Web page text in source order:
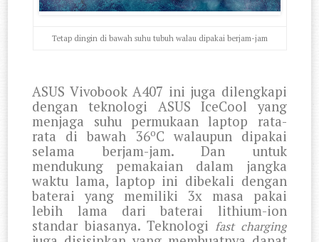
Tetap dingin di bawah suhu tubuh walau dipakai berjam-jam
ASUS Vivobook A407 ini juga dilengkapi
dengan teknologi ASUS IceCool yang
menjaga suhu permukaan laptop rata-
rata di bawah 36oC walaupun dipakai
selama berjam-jam. Dan untuk
mendukung pemakaian dalam jangka
waktu lama, laptop ini dibekali dengan
baterai yang memiliki 3x masa pakai
lebih lama dari baterai lithium-ion
standar biasanya. Teknologi fast charging